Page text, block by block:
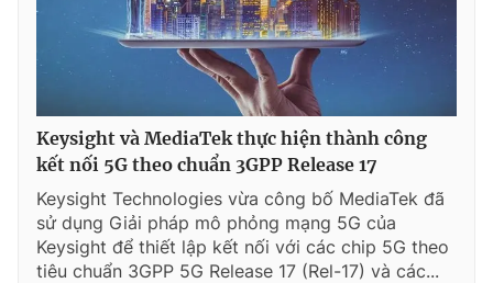
Keysight và MediaTek thực hiện thành công
kết nối 5G theo chuẩn 3GPP Release 17
Keysight Technologies vừa công bố MediaTek đã
sử dụng Giải pháp mô phỏng mạng 5G của
Keysight để thiết lập kết nối với các chip 5G theo
tiêu chuẩn 3GPP 5G Release 17 (Rel-17) và các...